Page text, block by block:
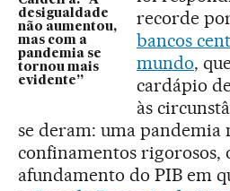
desigualdade
não aumentou,
mas com a
pandemia se
tornou mais
evidente”
recorde
bancos
mundo,
cardápio
às
se deram: uma pandemia
confinamentos rigorosos,
afundamento do PIB em